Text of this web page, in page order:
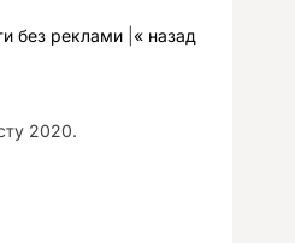
без реклами « назад
2020.